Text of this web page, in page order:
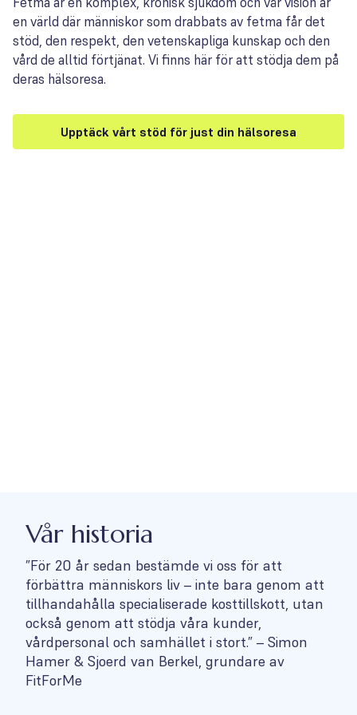
en värld där människor som drabbats av fetma får det
stöd, den respekt, den vetenskapliga kunskap och den
vård de alltid förtjänat. Vi finns här för att stödja dem på
deras hälsoresa.
Upptäck vårt stöd för just din hälsoresa
Vår historia
”För 20 år sedan bestämde vi oss för att
förbättra människors liv – inte bara genom att
tillhandahålla specialiserade kosttillskott, utan
också genom att stödja våra kunder,
vårdpersonal och samhället i stort.” – Simon
Hamer & Sjoerd van Berkel, grundare av
FitForMe